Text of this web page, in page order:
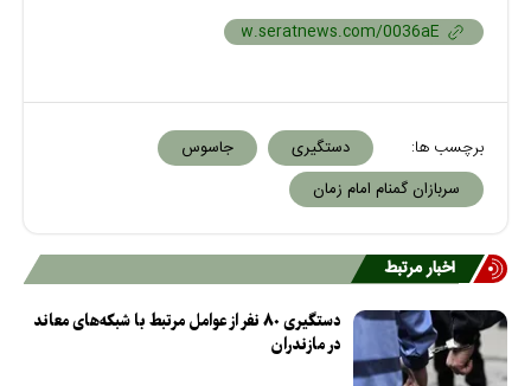
برچسب ها: دستگیری
جاسوس
سربازان گمنام امام زمان
اخبار مرتبط
دستگیری ۸۰ نفر از عوامل مرتبط با شبکه‌های معاند
در مازندران